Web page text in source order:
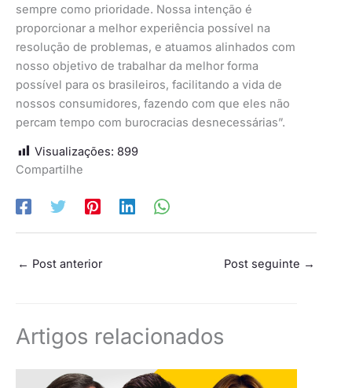
sempre como prioridade. Nossa intenção é
proporcionar a melhor experiência possível na
resolução de problemas, e atuamos alinhados com
nosso objetivo de trabalhar da melhor forma
possível para os brasileiros, facilitando a vida de
nossos consumidores, fazendo com que eles não
percam tempo com burocracias desnecessárias”.
Visualizações: 899
Compartilhe
← Post anterior Post seguinte →
Artigos relacionados